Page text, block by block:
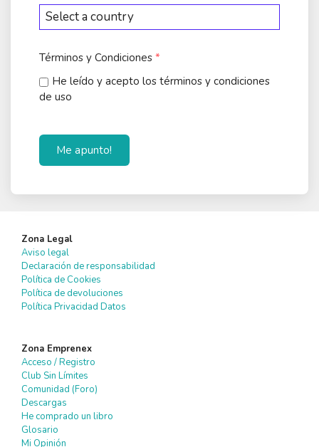
Términos y Condiciones *
He leído y acepto los términos y condiciones
de uso
Me apunto!
Zona Legal
Aviso legal
Declaración de responsabilidad
Política de Cookies
Política de devoluciones
Política Privacidad Datos
Zona Emprenex
Acceso / Registro
Club Sin Límites
Comunidad (Foro)
Descargas
He comprado un libro
Glosario
Mi Opinión